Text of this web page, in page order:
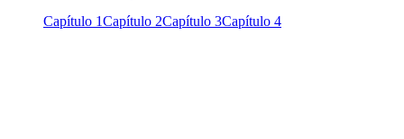
Capítulo 1Capítulo 2Capítulo 3Capítulo 4